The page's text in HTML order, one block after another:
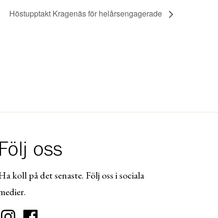
Höstupptakt Kragenäs för helårsengagerade
oss
koll på det senaste. Följ oss i sociala